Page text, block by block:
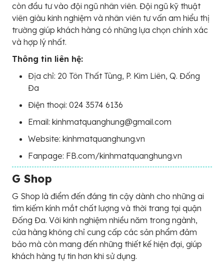
còn đầu tư vào đội ngũ nhân viên. Đội ngũ kỹ thuật
viên giàu kinh nghiệm và nhân viên tư vấn am hiểu thị
trường giúp khách hàng có những lựa chọn chính xác
và hợp lý nhất.
Thông tin liên hệ:
Địa chỉ: 20 Tôn Thất Tùng, P. Kim Liên, Q. Đống
Đa
Điện thoại: 024 3574 6136
Email: kinhmatquanghung@gmail.com
Website: kinhmatquanghung.vn
Fanpage: FB.com/kinhmatquanghung.vn
G Shop
G Shop là điểm đến đáng tin cậy dành cho những ai
tìm kiếm kính mắt chất lượng và thời trang tại quận
Đống Đa. Với kinh nghiệm nhiều năm trong ngành,
cửa hàng không chỉ cung cấp các sản phẩm đảm
bảo mà còn mang đến những thiết kế hiện đại, giúp
khách hàng tự tin hơn khi sử dụng.